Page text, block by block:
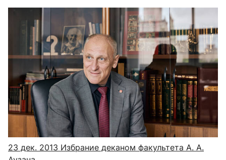
23 дек. 2013 Избрание деканом факультета А. А.